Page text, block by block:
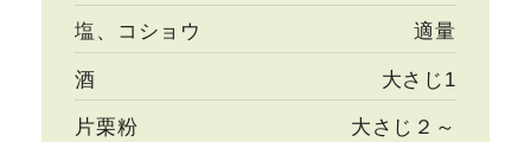
塩、コショウ 適量
酒 大さじ1
片栗粉
大さじ２～